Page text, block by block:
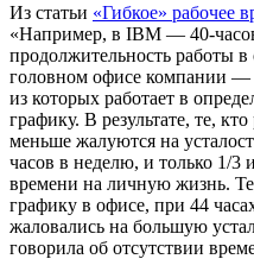
Из статьи «Гибкое» рабочее
«Например, в IBM — 40-
продолжительность работы
головном офисе компании —
из которых работает в
графику. В результате, те,
меньше жалуются на
часов в неделю, и только 1/3
времени на личную жизнь.
графику в офисе, при 44
жаловались на большую
говорила об отсутствии